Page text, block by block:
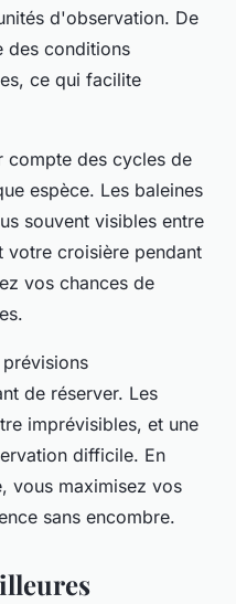
d'observation. De
des conditions
ce qui facilite
compte des cycles de
espèce. Les baleines
souvent visibles entre
votre croisière pendant
vos chances de
de réserver. Les
imprévisibles, et une
difficile. En
vous maximisez vos
sans encombre.